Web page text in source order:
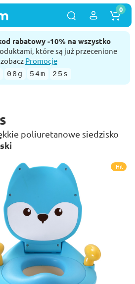
rabatowy -10% na wszystko
które są już przecenione
Promocje
08g 54m 24s
0
poliuretanowe siedzisko
Hit